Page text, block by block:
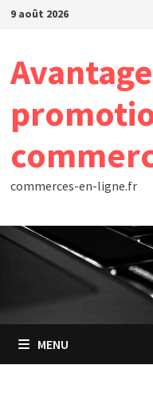
Passer
9 août 2026
commerces-en-ligne.fr
MENU